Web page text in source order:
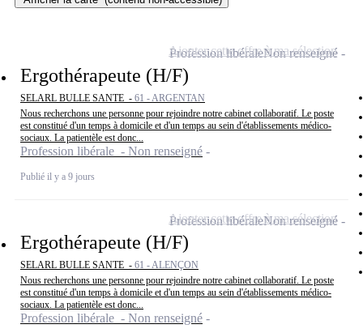
Ergothérapeute (H/F)
SELARL BULLE SANTE - 61 - ARGENTAN
Nous recherchons une personne pour rejoindre notre cabinet collaboratif. Le poste
est constitué d'un temps à domicile et d'un temps au sein d'établissements médico-
sociaux. La patientèle est donc...
Profession libérale - Non renseigné
Publié il y a 9 jours
Profession libéraleNon renseigné
Ajouter cette offre à ma sélection
Ergothérapeute (H/F)
SELARL BULLE SANTE - 61 - ALENÇON
Nous recherchons une personne pour rejoindre notre cabinet collaboratif. Le poste
est constitué d'un temps à domicile et d'un temps au sein d'établissements médico-
sociaux. La patientèle est donc...
Profession libérale - Non renseigné
Profession libéraleNon renseigné
Ajouter cette offre à ma sélection